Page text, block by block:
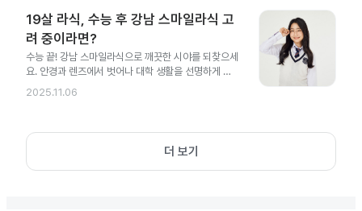
19살 라식, 수능 후 강남 스마일라식 고
려 중이라면?
수능 끝! 강남 스마일라식으로 깨끗한 시야를 되찾으세
요. 안경과 렌즈에서 벗어나 대학 생활을 선명하게 시
작해 보세요.
2025.11.06
더 보기